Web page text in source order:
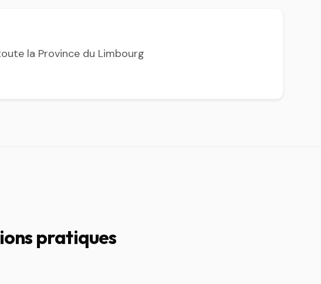
la Province du Limbourg
pratiques